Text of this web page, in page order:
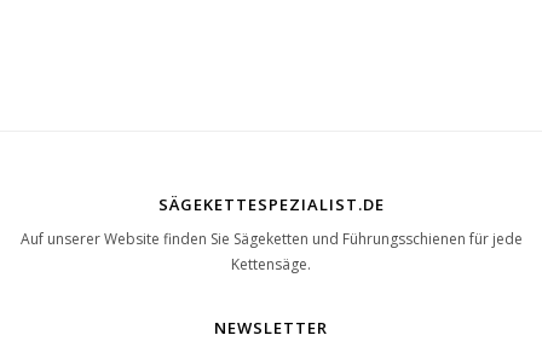
SÄGEKETTESPEZIALIST.DE
Auf unserer Website finden Sie Sägeketten und Führungsschienen für jede
Kettensäge.
NEWSLETTER